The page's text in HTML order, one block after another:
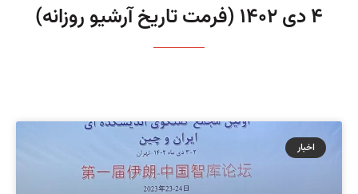
۴ دی ۱۴۰۲ (فرمت تاریخ آرشیو روزانه)
اخبار